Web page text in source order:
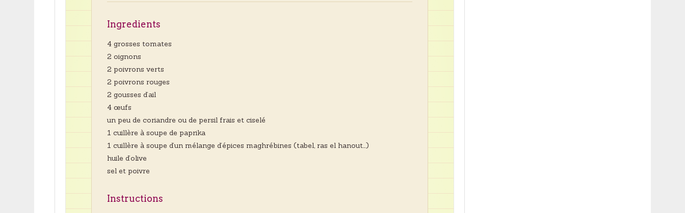
Ingredients
4 grosses tomates
2 oignons
2 poivrons verts
2 poivrons rouges
2 gousses d’ail
4 œufs
un peu de coriandre ou de persil frais et ciselé
1 cuillère à soupe de paprika
1 cuillère à soupe d’un mélange d’épices maghrébines (tabel, ras el hanout…)
huile d’olive
sel et poivre
Instructions